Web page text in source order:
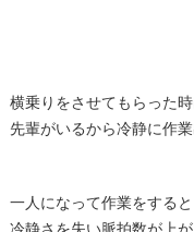
横乗りをさせてもらった
先輩がいるから冷静に作
一人になって作業をすると